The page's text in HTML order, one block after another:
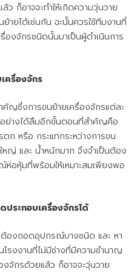
ว ก็อาจจะทำให้เกิดความวุ่นวาย
ย้ายได้เช่นกัน ฉะนั้นควรใช้ทีมงานที่
องจักรชนิดนั้นมาเป็นผู้ดำเนินการ
ครื่องจักร
ญซึ่งการขนย้ายเครื่องจักรแต่ละ
อย่างได้ลืมอีกขั้นตอนที่สำคัญคือ
ก หรือ กระแทกระหว่างการขน
หญ่ และ น้ำหนักมาก จึงจำเป็นต้อง
อหุ้มที่พร้อมให้เหมาะสมเพียงพอ
ประกอบเครื่องจักรได้
ต้องถอดอุปกรณ์บางชนิด และ หา
รงงานที่ไม่มีช่างที่มีความชำนาญ
จักรด้วยแล้ว ก็อาจจะวุ่นวาย